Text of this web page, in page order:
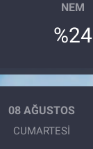
NEM
%24
08 AĞUSTOS
CUMARTESI